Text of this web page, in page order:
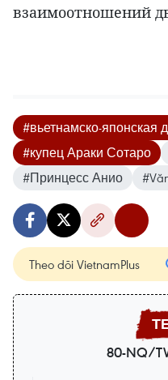
взаимоотношений
#вьетнамско-японская
#купец Араки Сотаро
#Принцесс Анио
Theo dõi VietnamPlus
80-NQ/